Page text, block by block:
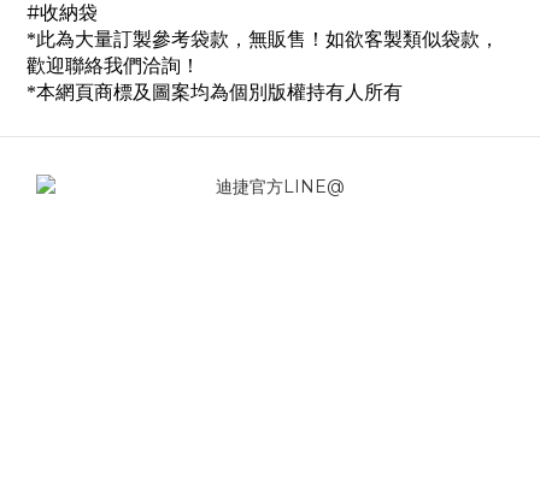
#收納袋
*此為大量訂製參考袋款，無販售！如欲客製類似袋款，
歡迎聯絡我們洽詢！
*本網頁商標及圖案均為個別版權持有人所有